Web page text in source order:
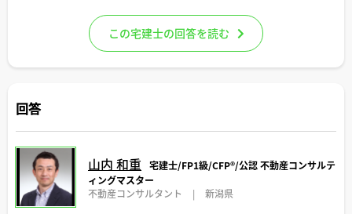
この宅建士の回答を読む
回答
山内 和重
宅建士/FP1級/CFP®️/公認 不動産コンサルテ
ィングマスター
不動産コンサルタント
| 新潟県